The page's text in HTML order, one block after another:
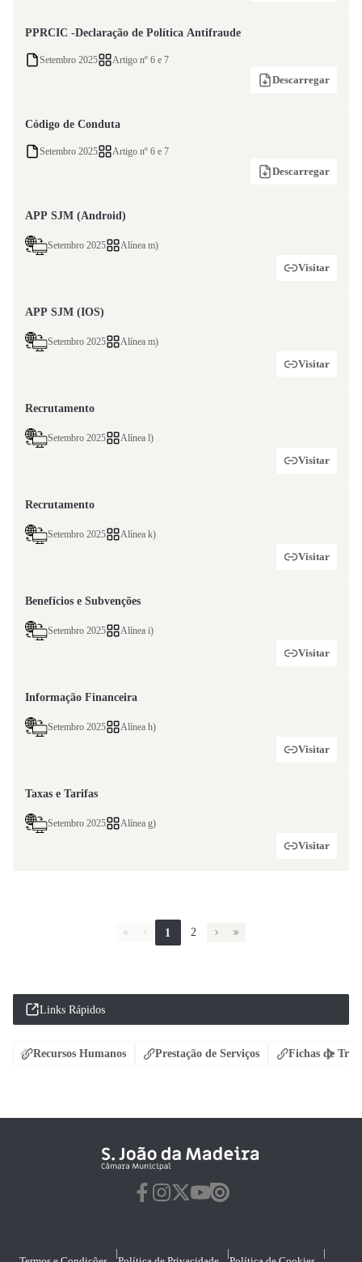
PPRCIC -Declaração de Política Antifraude
Setembro 2025 Artigo nº 6 e 7
Descarregar
Código de Conduta
Setembro 2025 Artigo nº 6 e 7
Descarregar
APP SJM (Android)
Setembro 2025 Alínea m)
Visitar
APP SJM (IOS)
Setembro 2025 Alínea m)
Visitar
Recrutamento
Setembro 2025 Alínea l)
Visitar
Recrutamento
Setembro 2025 Alínea k)
Visitar
Benefícios e Subvenções
Setembro 2025 Alínea i)
Visitar
Informação Financeira
Setembro 2025 Alínea h)
Visitar
Taxas e Tarifas
Setembro 2025 Alínea g)
Visitar
1 2
Links Rápidos
Recursos Humanos Prestação de Serviços Fichas de
| | |